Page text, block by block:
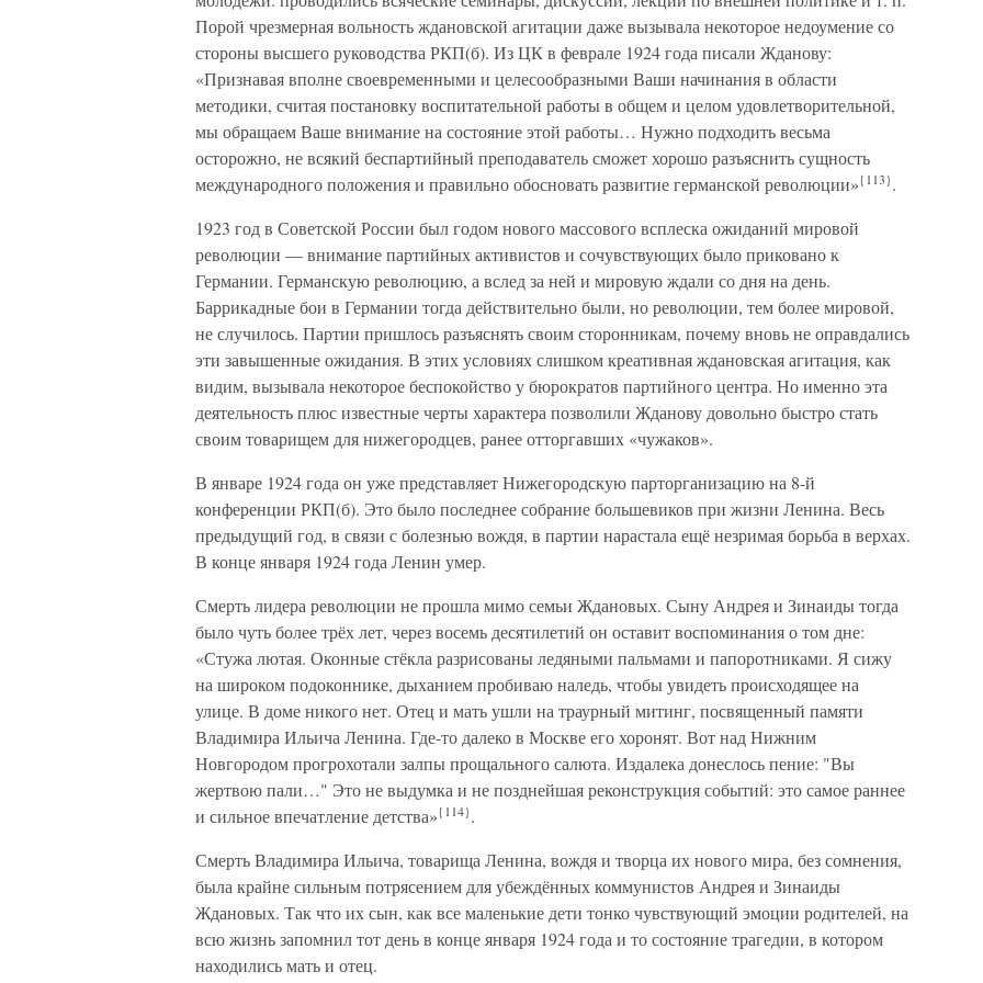
Порой чрезмерная вольность ждановской агитации даже вызывала некоторое недоумение со
стороны высшего руководства РКП(б). Из ЦК в феврале 1924 года писали Жданову:
«Признавая вполне своевременными и целесообразными Ваши начинания в области
методики, считая постановку воспитательной работы в общем и целом удовлетворительной,
мы обращаем Ваше внимание на состояние этой работы… Нужно подходить весьма
осторожно, не всякий беспартийный преподаватель сможет хорошо разъяснить сущность
международного положения и правильно обосновать развитие германской революции»{113}.
1923 год в Советской России был годом нового массового всплеска ожиданий мировой
революции — внимание партийных активистов и сочувствующих было приковано к
Германии. Германскую революцию, а вслед за ней и мировую ждали со дня на день.
Баррикадные бои в Германии тогда действительно были, но революции, тем более мировой,
не случилось. Партии пришлось разъяснять своим сторонникам, почему вновь не оправдались
эти завышенные ожидания. В этих условиях слишком креативная ждановская агитация, как
видим, вызывала некоторое беспокойство у бюрократов партийного центра. Но именно эта
деятельность плюс известные черты характера позволили Жданову довольно быстро стать
своим товарищем для нижегородцев, ранее отторгавших «чужаков».
В январе 1924 года он уже представляет Нижегородскую парторганизацию на 8-й
конференции РКП(б). Это было последнее собрание большевиков при жизни Ленина. Весь
предыдущий год, в связи с болезнью вождя, в партии нарастала ещё незримая борьба в верхах.
В конце января 1924 года Ленин умер.
Смерть лидера революции не прошла мимо семьи Ждановых. Сыну Андрея и Зинаиды тогда
было чуть более трёх лет, через восемь десятилетий он оставит воспоминания о том дне:
«Стужа лютая. Оконные стёкла разрисованы ледяными пальмами и папоротниками. Я сижу
на широком подоконнике, дыханием пробиваю наледь, чтобы увидеть происходящее на
улице. В доме никого нет. Отец и мать ушли на траурный митинг, посвященный памяти
Владимира Ильича Ленина. Где-то далеко в Москве его хоронят. Вот над Нижним
Новгородом прогрохотали залпы прощального салюта. Издалека донеслось пение: "Вы
жертвою пали…" Это не выдумка и не позднейшая реконструкция событий: это самое раннее
и сильное впечатление детства»{114}.
Смерть Владимира Ильича, товарища Ленина, вождя и творца их нового мира, без сомнения,
была крайне сильным потрясением для убеждённых коммунистов Андрея и Зинаиды
Ждановых. Так что их сын, как все маленькие дети тонко чувствующий эмоции родителей, на
всю жизнь запомнил тот день в конце января 1924 года и то состояние трагедии, в котором
находились мать и отец.